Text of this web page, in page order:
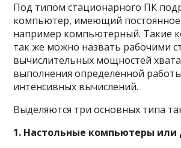
Под типом стационарного ПК
компьютер, имеющий постоянное
например компьютерный. Такие
так же можно назвать рабочими
вычислительных мощностей
выполнения определённой
интенсивных вычислений.
Выделяются три основных типа
1. Настольные компьютеры или